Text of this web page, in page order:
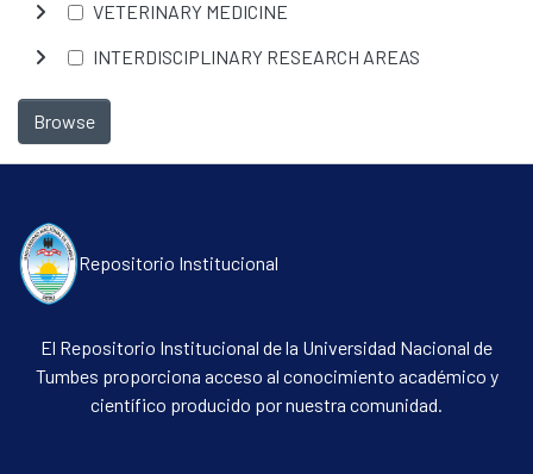
Communities & Collections
VETERINARY MEDICINE
INTERDISCIPLINARY RESEARCH AREAS
Browse
Repositorio Institucional
El Repositorio Institucional de la Universidad Nacional de
Tumbes proporciona acceso al conocimiento académico y
científico producido por nuestra comunidad.